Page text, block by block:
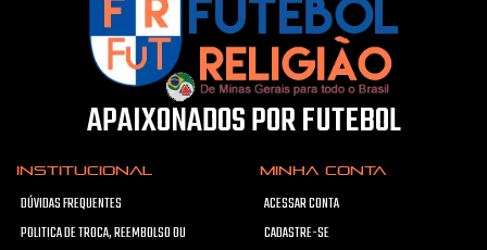
APAIXONADOS POR FUTEBOL
INSTITUCIONAL
DÚVIDAS FREQUENTES
POLITICA DE TROCA, REEMBOLSO OU
MINHA CONTA
ACESSAR CONTA
CADASTRE-SE